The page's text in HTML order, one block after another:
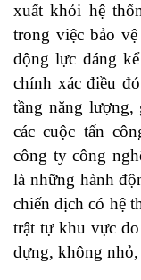
xuất khỏi hệ
trong việc bảo
động lực đáng
chính xác điều
tầng năng lượng,
các cuộc tấn
công ty công
là những hành
chiến dịch có hệ
trật tự khu vực
dựng, không nhỏ,